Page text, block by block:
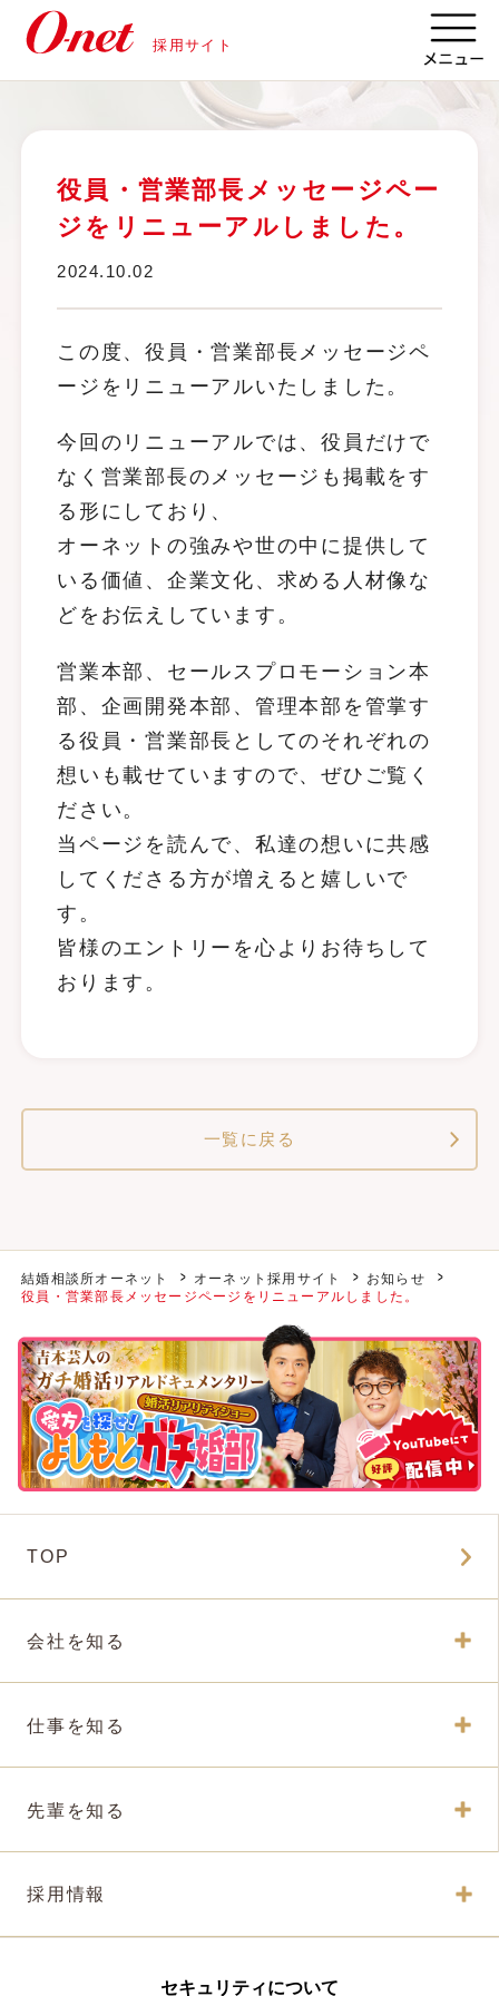
採用サイト
役員・営業部長メッセージペー
ジをリニューアルしました。
2024.10.02
この度、役員・営業部長メッセージペ
ージをリニューアルいたしました。
今回のリニューアルでは、役員だけで
なく営業部長のメッセージも掲載をす
る形にしており、
オーネットの強みや世の中に提供して
いる価値、企業文化、求める人材像な
どをお伝えしています。
営業本部、セールスプロモーション本
部、企画開発本部、管理本部を管掌す
る役員・営業部長としてのそれぞれの
想いも載せていますので、ぜひご覧く
ださい。
当ページを読んで、私達の想いに共感
してくださる方が増えると嬉しいで
す。
皆様のエントリーを心よりお待ちして
おります。
一覧に戻る
結婚相談所オーネット オーネット採用サイト
お知らせ
役員・営業部長メッセージページをリニューアルしました。
TOP
会社を知る
仕事を知る
先輩を知る
採用情報
セキュリティについて